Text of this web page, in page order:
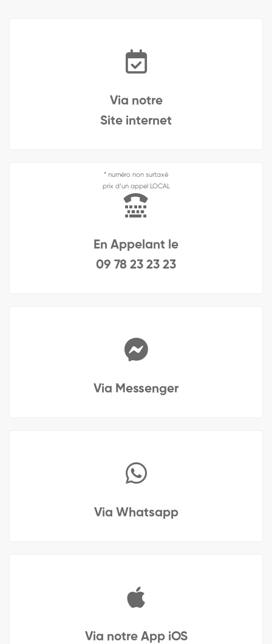
Via notre
Site internet
* numéro non surtaxé
prix d’un appel LOCAL
En Appelant le
09 78 23 23 23
Via Messenger
Via Whatsapp
Via notre App iOS